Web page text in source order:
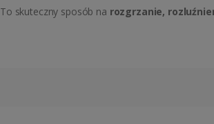
To skuteczny sposób na rozgrzanie,